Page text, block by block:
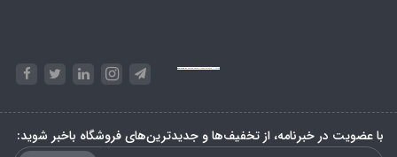
Powered byEmbed Google Maps&Phase 10 rules
با عضویت در خبرنامه، از تخفیف‌ها و جدیدترین‌های فروشگاه باخبر شوید: